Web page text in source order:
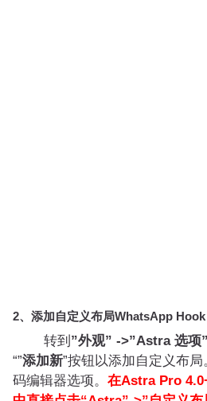
2、添加自定义布局WhatsApp Hook
转到 ”外观” ->”Astra 选项
“”添加新”按钮以添加自定义布
码编辑器选项。 在Astra Pro